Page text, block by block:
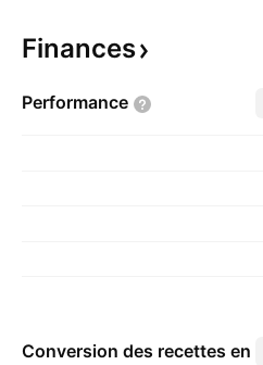
Finances
Performance
Conversion des recettes en